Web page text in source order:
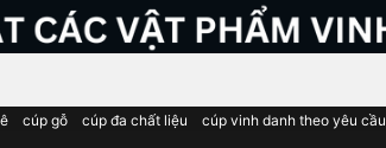
cúp gỗ cúp đa chất liệu cúp vinh danh theo yêu cầu